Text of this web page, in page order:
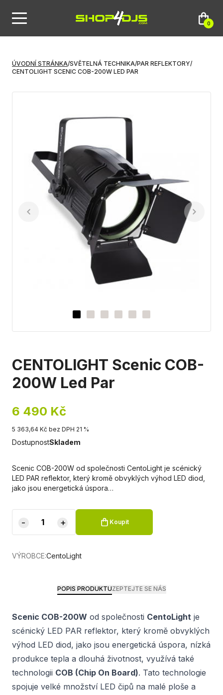
0
ÚVODNÍ STRÁNKA/SVĚTELNÁ TECHNIKA/PAR REFLEKTORY/
CENTOLIGHT SCENIC COB-200W LED PAR
CENTOLIGHT Scenic COB-
200W Led Par
6 490 Kč
5 363,64 Kč bez DPH 21 %
DostupnostSkladem
Scenic COB-200W od společnosti CentoLight je scénický
LED PAR reflektor, který kromě obvyklých výhod LED diod,
jako jsou energetická úspora…
- + Koupit
VÝROBCE:CentoLight
POPIS PRODUKTUZEPTEJTE SE NÁS
Scenic COB-200W od společnosti CentoLight je
scénický LED PAR reflektor, který kromě obvyklých
výhod LED diod, jako jsou energetická úspora, nízká
produkce tepla a dlouhá životnost, využívá také
technologii COB (Chip On Board). Tato technologie
spojuje velké množství LED čipů na malé ploše a